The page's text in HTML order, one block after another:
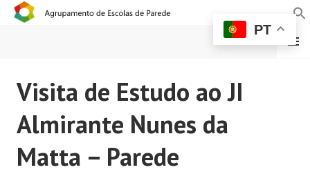
AGRUPAMENTO DE
ESCOLAS DE PAREDE
MENU
Visita de Estudo ao JI
Almirante Nunes da
Matta – Parede
PT